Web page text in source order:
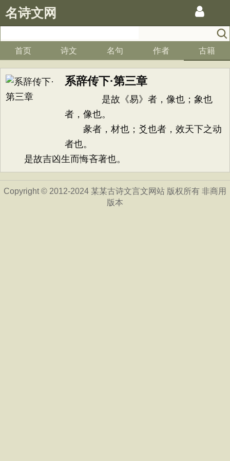
名诗文网
首页 诗文 名句 作者 古籍
系辞传下·第三章
是故《易》者，像也；象也
者，像也。
彖者，材也；爻也者，效天下之动
者也。
是故吉凶生而悔吝著也。
Copyright © 2012-2024 某某古诗文言文网站 版权所有 非商用
版本